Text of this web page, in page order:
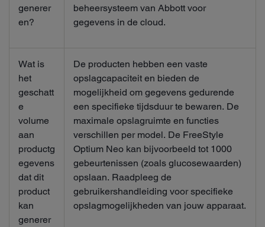
generer
en?
beheersysteem van Abbott voor
gegevens in de cloud.
Wat is
het
geschatt
e
volume
aan
productg
egevens
dat dit
product
kan
generer
De producten hebben een vaste
opslagcapaciteit en bieden de
mogelijkheid om gegevens gedurende
een specifieke tijdsduur te bewaren. De
maximale opslagruimte en functies
verschillen per model. De FreeStyle
Optium Neo kan bijvoorbeeld tot 1000
gebeurtenissen (zoals glucosewaarden)
opslaan. Raadpleeg de
gebruikershandleiding voor specifieke
opslagmogelijkheden van jouw apparaat.